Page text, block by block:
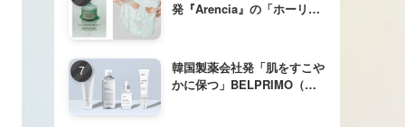
発『Arencia』の「ホーリー
韓国製薬会社発「肌をすこや
かに保つ」BELPRIMO（ベ